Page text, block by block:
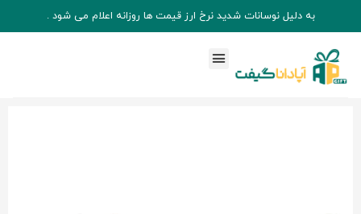
به دلیل نوسانات شدید نرخ ارز قیمت ها روزانه اعلام می شود .